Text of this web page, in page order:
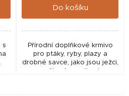
s
Do košíku
Přírodní doplňkové krmivo
pro ptáky, ryby, plazy a
drobné savce, jako jsou ježci,
myši nebo potkani.